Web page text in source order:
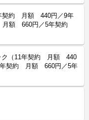
契約 月額 440円／9年
額 660円／5年契約
ク（11年契約 月額 440
契約 月額 660円／5年